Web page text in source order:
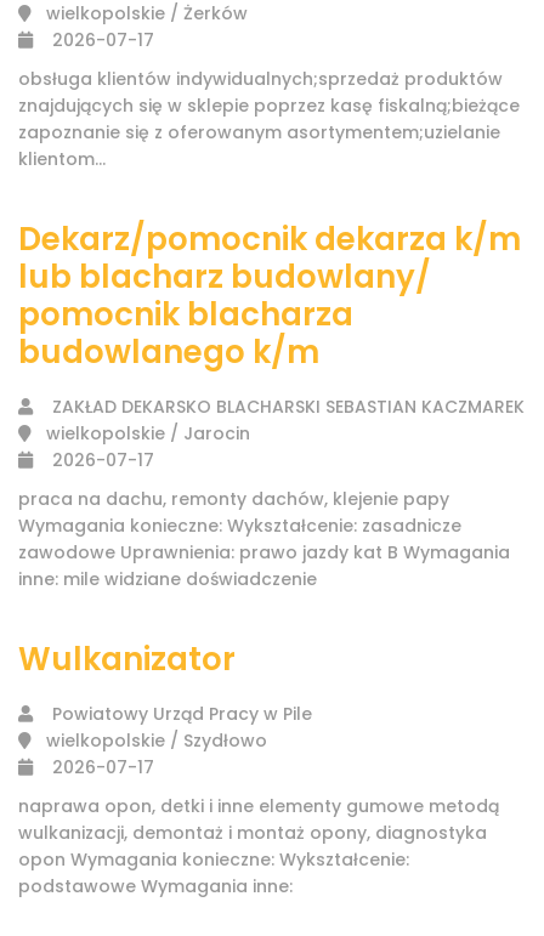
wielkopolskie / Żerków
2026-07-17
obsługa klientów indywidualnych;sprzedaż produktów
znajdujących się w sklepie poprzez kasę fiskalną;bieżące
zapoznanie się z oferowanym asortymentem;uzielanie
klientom...
Dekarz/pomocnik dekarza k/m
lub blacharz budowlany/
pomocnik blacharza
budowlanego k/m
ZAKŁAD DEKARSKO BLACHARSKI SEBASTIAN KACZMAREK
wielkopolskie / Jarocin
2026-07-17
praca na dachu, remonty dachów, klejenie papy
Wymagania konieczne: Wykształcenie: zasadnicze
zawodowe Uprawnienia: prawo jazdy kat B Wymagania
inne: mile widziane doświadczenie
Wulkanizator
Powiatowy Urząd Pracy w Pile
wielkopolskie / Szydłowo
2026-07-17
naprawa opon, detki i inne elementy gumowe metodą
wulkanizacji, demontaż i montaż opony, diagnostyka
opon Wymagania konieczne: Wykształcenie:
podstawowe Wymagania inne: